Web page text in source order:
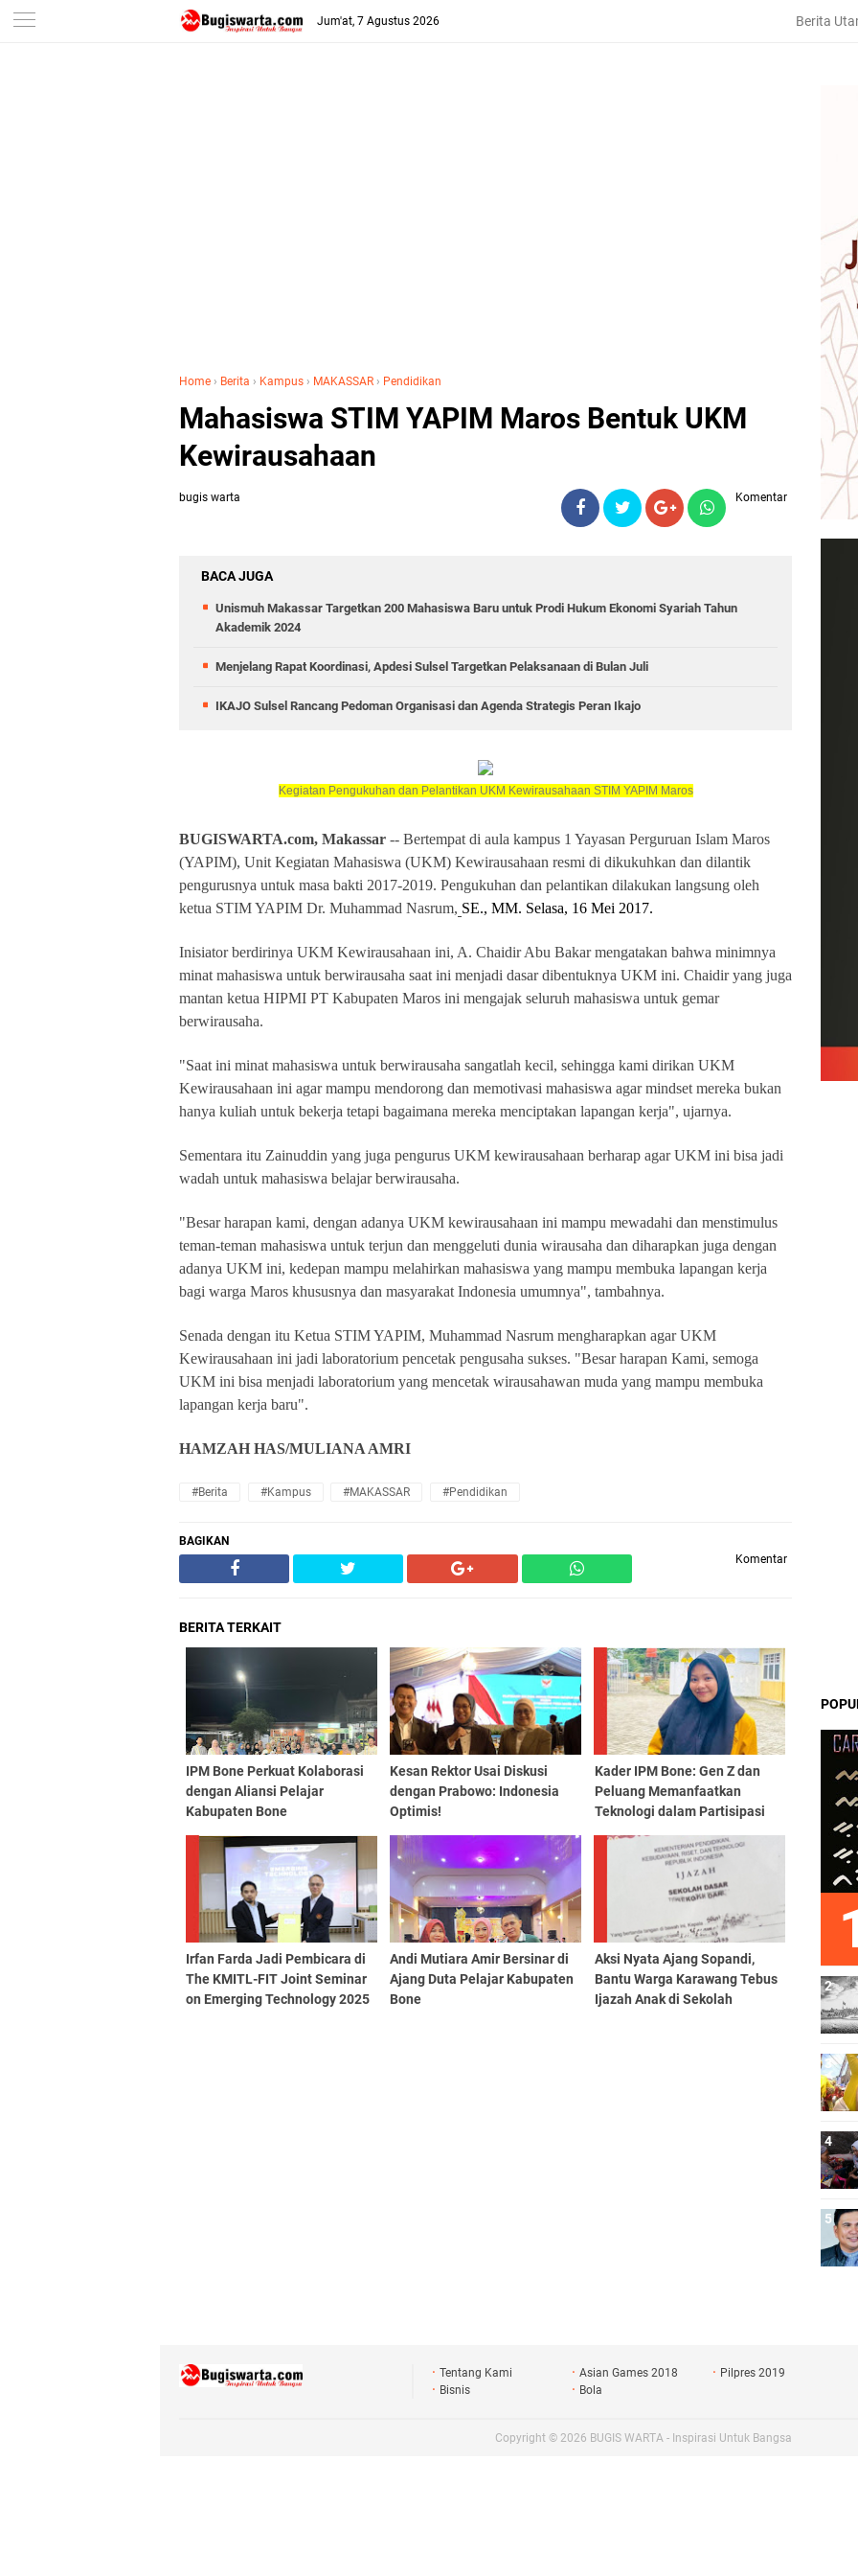
-->
Jum'at, 7 Agustus 2026 Berita
Home › Berita › Kampus › MAKASSAR › Pendidikan
Mahasiswa STIM YAPIM Maros Bentuk UKM
Kewirausahaan
bugis warta Komentar
BACA JUGA
Unismuh Makassar Targetkan 200 Mahasiswa Baru untuk Prodi Hukum Ekonomi Syariah Tahun
Akademik 2024
Menjelang Rapat Koordinasi, Apdesi Sulsel Targetkan Pelaksanaan di Bulan Juli
IKAJO Sulsel Rancang Pedoman Organisasi dan Agenda Strategis Peran Ikajo
Kegiatan Pengukuhan dan Pelantikan UKM Kewirausahaan STIM YAPIM Maros
BUGISWARTA.com, Makassar -- Bertempat di aula kampus 1 Yayasan Perguruan Islam Maros
(YAPIM), Unit Kegiatan Mahasiswa (UKM) Kewirausahaan resmi di dikukuhkan dan dilantik
pengurusnya untuk masa bakti 2017-2019. Pengukuhan dan pelantikan dilakukan langsung oleh
ketua STIM YAPIM Dr. Muhammad Nasrum, SE., MM. Selasa, 16 Mei 2017.
Inisiator berdirinya UKM Kewirausahaan ini, A. Chaidir Abu Bakar mengatakan bahwa minimnya
minat mahasiswa untuk berwirausaha saat ini menjadi dasar dibentuknya UKM ini. Chaidir yang juga
mantan ketua HIPMI PT Kabupaten Maros ini mengajak seluruh mahasiswa untuk gemar
berwirausaha.
"Saat ini minat mahasiswa untuk berwirausaha sangatlah kecil, sehingga kami dirikan UKM
Kewirausahaan ini agar mampu mendorong dan memotivasi mahasiswa agar mindset mereka bukan
hanya kuliah untuk bekerja tetapi bagaimana mereka menciptakan lapangan kerja", ujarnya.
Sementara itu Zainuddin yang juga pengurus UKM kewirausahaan berharap agar UKM ini bisa jadi
wadah untuk mahasiswa belajar berwirausaha.
"Besar harapan kami, dengan adanya UKM kewirausahaan ini mampu mewadahi dan menstimulus
teman-teman mahasiswa untuk terjun dan menggeluti dunia wirausaha dan diharapkan juga dengan
adanya UKM ini, kedepan mampu melahirkan mahasiswa yang mampu membuka lapangan kerja
bagi warga Maros khususnya dan masyarakat Indonesia umumnya", tambahnya.
Senada dengan itu Ketua STIM YAPIM, Muhammad Nasrum mengharapkan agar UKM
Kewirausahaan ini jadi laboratorium pencetak pengusaha sukses. "Besar harapan Kami, semoga
UKM ini bisa menjadi laboratorium yang mencetak wirausahawan muda yang mampu membuka
lapangan kerja baru".
HAMZAH HAS/MULIANA AMRI
#Berita #Kampus #MAKASSAR #Pendidikan
BAGIKAN
Komentar
BERITA TERKAIT
IPM Bone Perkuat Kolaborasi
dengan Aliansi Pelajar
Kabupaten Bone
Kesan Rektor Usai Diskusi
dengan Prabowo: Indonesia
Optimis!
Kader IPM Bone: Gen Z dan
Peluang Memanfaatkan
Teknologi dalam Partisipasi
Irfan Farda Jadi Pembicara di
The KMITL-FIT Joint Seminar
on Emerging Technology 2025
Andi Mutiara Amir Bersinar di
Ajang Duta Pelajar Kabupaten
Bone
Aksi Nyata Ajang Sopandi,
Bantu Warga Karawang Tebus
Ijazah Anak di Sekolah
Tentang Kami Asian Games 2018
Pilpres 2019
Bisnis
Bola
Copyright © 2026 BUGIS WARTA - Inspirasi Untuk Bangsa